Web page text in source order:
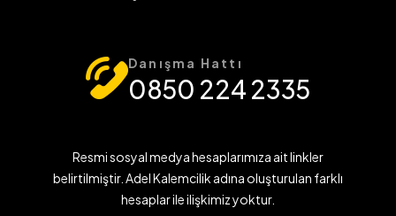
Danışma Hattı
0850 224 2335
Resmi sosyal medya hesaplarımıza ait linkler
belirtilmiştir. Adel Kalemcilik adına oluşturulan farklı
hesaplar ile ilişkimiz yoktur.